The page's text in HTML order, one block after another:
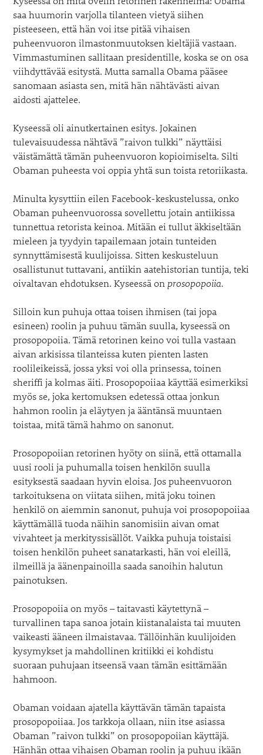
saa huumorin varjolla tilanteen vietyä siihen
pisteeseen, että hän voi itse pitää vihaisen
puheenvuoron ilmastonmuutoksen kieltäjiä vastaan.
Vimmastuminen sallitaan presidentille, koska se on osa
viihdyttävää esitystä. Mutta samalla Obama pääsee
sanomaan asiasta sen, mitä hän nähtävästi aivan
aidosti ajattelee.
Kyseessä oli ainutkertainen esitys. Jokainen
tulevaisuudessa nähtävä ”raivon tulkki” näyttäisi
väistämättä tämän puheenvuoron kopioimiselta. Silti
Obaman puheesta voi oppia yhtä sun toista retoriikasta.
Minulta kysyttiin eilen Facebook-keskustelussa, onko
Obaman puheenvuorossa sovellettu jotain antiikissa
tunnettua retorista keinoa. Mitään ei tullut äkkiseltään
mieleen ja tyydyin tapailemaan jotain tunteiden
synnyttämisestä kuulijoissa. Sitten keskusteluun
osallistunut tuttavani, antiikin aatehistorian tuntija, teki
oivaltavan ehdotuksen. Kyseessä on prosopopoiia.
Silloin kun puhuja ottaa toisen ihmisen (tai jopa
esineen) roolin ja puhuu tämän suulla, kyseessä on
prosopopoiia. Tämä retorinen keino voi tulla vastaan
aivan arkisissa tilanteissa kuten pienten lasten
roolileikeissä, jossa yksi voi olla prinsessa, toinen
sheriffi ja kolmas äiti. Prosopopoiiaa käyttää esimerkiksi
myös se, joka kertomuksen edetessä ottaa jonkun
hahmon roolin ja eläytyen ja ääntänsä muuntaen
toistaa, mitä tämä hahmo on sanonut.
Prosopopoiian retorinen hyöty on siinä, että ottamalla
uusi rooli ja puhumalla toisen henkilön suulla
esityksestä saadaan hyvin eloisa. Jos puheenvuoron
tarkoituksena on viitata siihen, mitä joku toinen
henkilö on aiemmin sanonut, puhuja voi prosopopoiiaa
käyttämällä tuoda näihin sanomisiin aivan omat
vivahteet ja merkityssisällöt. Vaikka puhuja toistaisi
toisen henkilön puheet sanatarkasti, hän voi eleillä,
ilmeillä ja äänenpainoilla saada sanoihin halutun
painotuksen.
Prosopopoiia on myös – taitavasti käytettynä –
turvallinen tapa sanoa jotain kiistanalaista tai muuten
vaikeasti ääneen ilmaistavaa. Tällöinhän kuulijoiden
kysymykset ja mahdollinen kritiikki ei kohdistu
suoraan puhujaan itseensä vaan tämän esittämään
hahmoon.
Obaman voidaan ajatella käyttävän tämän tapaista
prosopopoiiaa. Jos tarkkoja ollaan, niin itse asiassa
Obaman ”raivon tulkki” on prosopopoiian käyttäjä.
Hänhän ottaa vihaisen Obaman roolin ja puhuu ikään